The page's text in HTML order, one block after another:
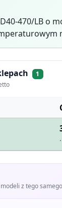
470/LB o
1
z tego